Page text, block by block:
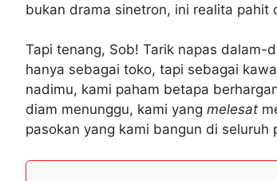
bukan drama sinetron, ini realita pahit
Tapi tenang, Sob! Tarik napas dalam-
hanya sebagai toko, tapi sebagai
nadimu, kami paham betapa
diam menunggu, kami yang melesat
pasokan yang kami bangun di